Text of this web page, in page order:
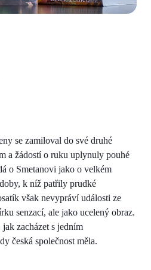
se zamiloval do své druhé
a žádostí o ruku uplynuly pouhé
o Smetanovi jako o velkém
k níž patřily prudké
však nevypráví události ze
senzací, ale jako ucelený obraz.
zacházet s jedním
česká společnost měla.